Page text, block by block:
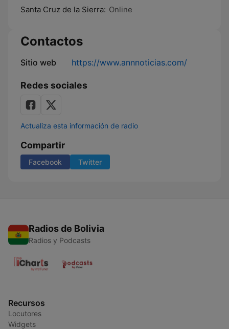
Santa Cruz de la Sierra: Online
Contactos
Sitio web https://www.annnoticias.com/
Redes sociales
Actualiza esta información de radio
Compartir
Facebook Twitter
Radios de Bolivia
Radios y Podcasts
Recursos
Locutores
Widgets